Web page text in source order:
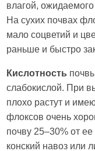
влагой,
На сухих почвах
мало соцветий и
раньше и быстро
Кислотность
слабокислой. При
плохо растут и
флоксов очень
почву 25–30% от
конский навоз или